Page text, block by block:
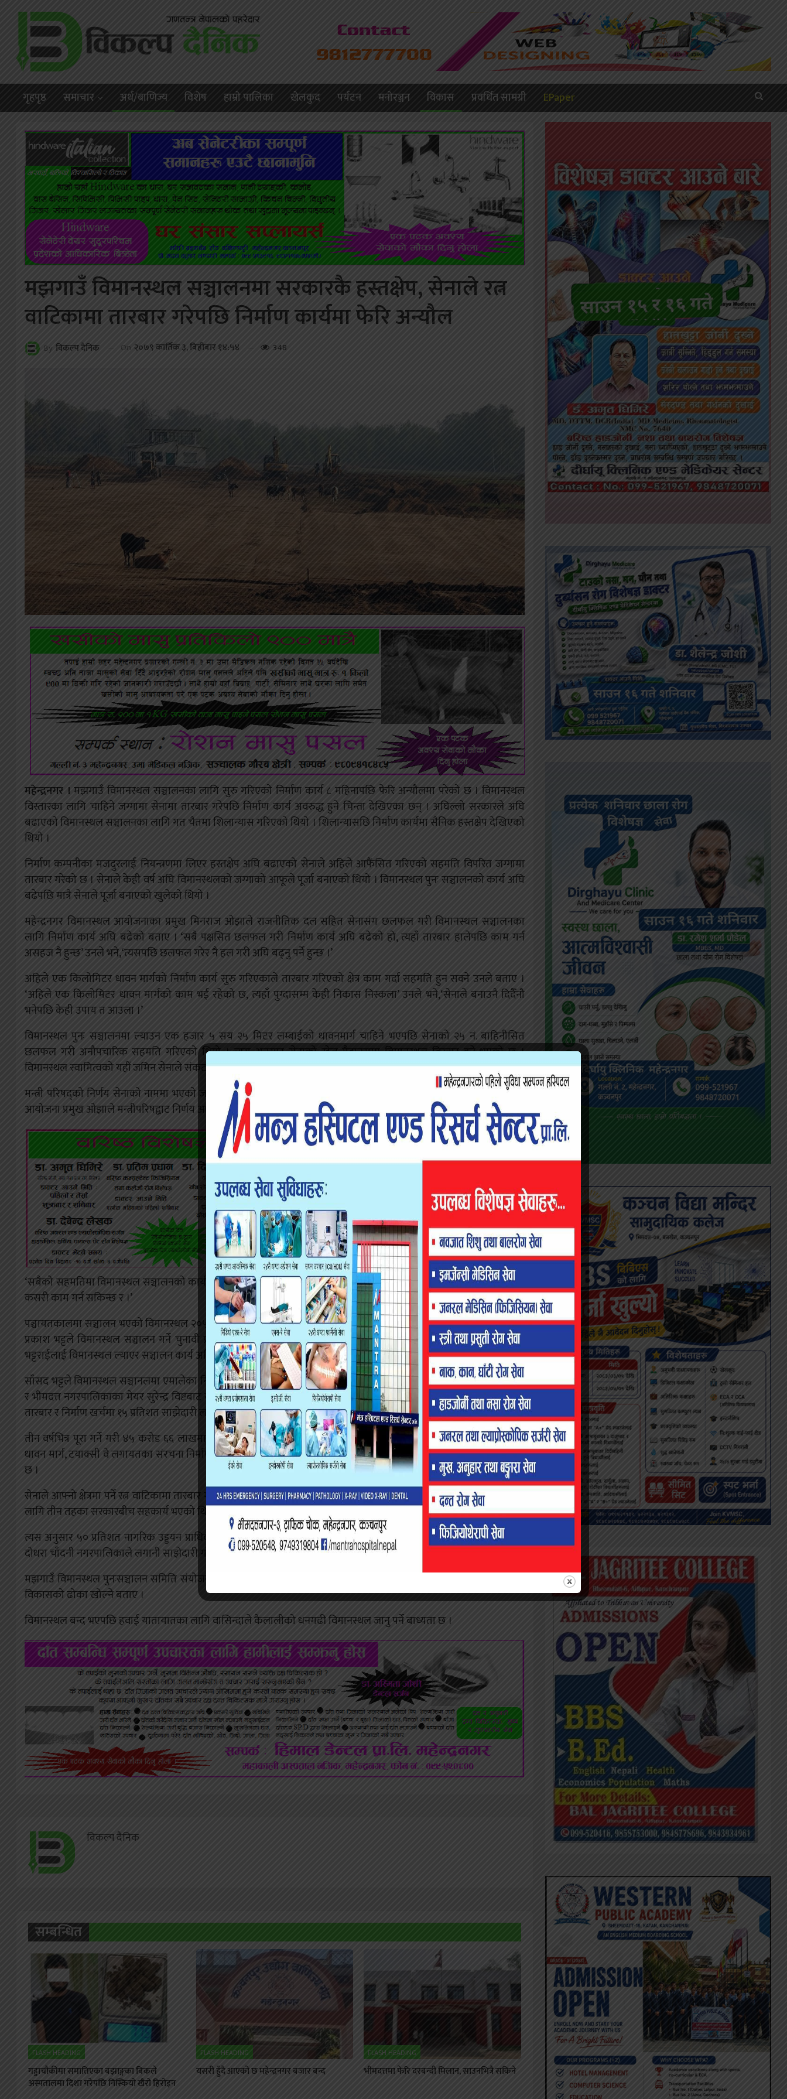
गृहपृष्ठ समाचार अर्थ/बाणिज्य विशेष हाम्राे पालिका खेलकुद पर्यटन मनाेरञ्जन विकास प्रवर्धित सामग्री EPaper
मझगाउँ विमानस्थल सञ्चालनमा सरकारकै हस्तक्षेप, सेनाले रत्न
वाटिकामा तारबार गरेपछि निर्माण कार्यमा फेरि अन्यौल
By विकल्प दैनिक On २०७९ कार्तिक ३, बिहीबार १४:५४ 348
महेन्द्रनगर । मझगाउँ विमानस्थल सञ्चालनका लागि सुरु गरिएको निर्माण कार्य ८ महिनापछि फेरि अन्यौलमा परेको छ । विमानस्थल
विस्तारका लागि चाहिने जग्गामा सेनामा तारबार गरेपछि निर्माण कार्य अवरुद्ध हुने चिन्ता देखिएका छन् । अघिल्लो सरकारले अघि
बढाएको विमानस्थल सञ्चालनका लागि गत चैतमा शिलान्यास गरिएको थियो । शिलान्यासछि निर्माण कार्यमा सैनिक हस्तक्षेप देखिएको
थियो ।
निर्माण कम्पनीका मजदुरलाई नियन्त्रणमा लिएर हस्तक्षेप अघि बढाएको सेनाले अहिले आफैंसित गरिएको सहमति विपरित जग्गामा
तारबार गरेको छ । सेनाले केही वर्ष अघि विमानस्थलको जग्गाको आफूले पूर्जा बनाएको थियो । विमानस्थल पुनः सञ्चालनको कार्य अघि
बढेपछि मात्रै सेनाले पूर्जा बनाएको खुलेको थियो ।
महेन्द्रनगर विमानस्थल आयोजनाका प्रमुख मिनराज ओझाले राजनीतिक दल सहित सेनासंग छलफल गरी विमानस्थल सञ्चालनका
लागि निर्माण कार्य अघि बढेको बताए । ‘सबै पक्षसित छलफल गरी निर्माण कार्य अघि बढेको हो, त्यहाँ तारबार हालेपछि काम गर्न
असहज नै हुन्छ’ उनले भने,‘त्यसपछि छलफल गरेर नै हल गरी अघि बढ्नु पर्ने हुन्छ ।’
अहिले एक किलोमिटर धावन मार्गको निर्माण कार्य सुरु गरिएकाले तारबार गरिएको क्षेत्र काम गर्दा सहमति हुन सक्ने उनले बताए ।
‘अहिले एक किलोमिटर धावन मार्गको काम भई रहेको छ, त्यहाँ पुग्दासम्म केही निकास निस्कला’ उनले भने,‘सेनाले बनाउनै दिदैँनौ
भनेपछि केही उपाय त आउला ।’
विमानस्थल पुनः सञ्चालनमा ल्याउन एक हजार ५ सय २५ मिटर लम्बाईको धावनमार्ग चाहिने भएपछि सेनाको २५ नं. बाहिनीसित
छलफल गरी अनौपचारिक सहमति गरिएको थियो । त्यस अनुसार सेनाको खेल मैदानसम्म विमानस्थल विस्तार हुने भएको छ ।
विमानस्थल स्वामित्वको यहीं जमिन सेनाले संकटकालमा प्राधिकरणलाई जानकारी नदिएको आफ्नो नाममा दर्ता गराएको थियो ।
मन्त्री परिषद्को निर्णय सेनाको नाममा भएको जमिन बदर गरी प्राधिकरणको नाममा फिर्ता ल्याउन नसकिने अवस्था छ । विमानस्थल
आयोजना प्रमुख ओझाले मन्त्रीपरिषद्बाट निर्णय आउन अघि सेनासित छलफल गरी विवाद हल गर्न पर्ने बताए ।
‘सबैको सहमतिमा विमानस्थल सञ्चालनको कार्य अघि बढेको हो, यसमा अवरोध कही कतैबाट अवरोध हुनु हुन्न’ उनले भने,‘अवरो भए त
कसरी काम गर्न सकिन्छ र ।’
पञ्चायतकालमा सञ्चालन भएको विमानस्थल २०५६ मा बन्द भएको थियो । २०७४ को निर्वाचनमा एमालेका निवर्तमान साँसद डा. दिपक
प्रकाश भट्टले विमानस्थल सञ्चालन गर्ने चुनावी प्रतिवद्धता गरेका थिए । त्यस अनुसार उनलेतत्कालिन नागरिक उड्डयन मन्त्री योगेश
भट्टराईलाई विमानस्थल ल्याएर सञ्चालन कार्य अघि बढाएका थिए ।
साँसद भट्टले विमानस्थल सञ्चानलमा एमालेका निवर्तमान साँसद निरुदेवी पाल, प्रदेश सभा सदस्यहरु मान बहादुर सुनार, प्रकाश रावल
र भीमदत्त नगरपालिकाका मेयर सुरेन्द्र विष्टबाट सहयोग पाएका थिए । भीमदत्तका मेयर विष्टले विमानस्थल पश्चिमको सडक कालोपत्रे,
तारबार र निर्माण खर्चमा १५ प्रतिशत साझेदारी लगानी गरेका थिए ।
तीन वर्षभित्र पूरा गर्ने गरी ४५ करोड ६६ लाखमा कान्छाराम कन्ट्रक्सन कम्पनी र जीएस जेभीले ठेक्का लिएका छन् । पहिलो चरणमा
धावन मार्ग, टयाक्सी वे लगायतका संरचना निर्माण गर्न लागिएका छन् । यस वर्ष टर्मिनल भवनका लागि पनि बजेट विनियोजन गरिएको
छ ।
सेनाले आफ्नो क्षेत्रमा पर्ने रत्न वाटिकामा तारबार गरेपछि निर्माण कार्य अवरुद्ध हुने चिन्ता बढेको हो । यस अघि विमानस्थल सञ्चालनका
लागि तीन तहका सरकारबीच सहकार्य भएको थियो ।
त्यस अनुसार ५० प्रतिशत नागरिक उड्डयन प्राधिकरण, २५ प्रतिशत सुदूरपश्चिम प्रदेश, १५ प्रतिशत भीमदत्त नगरपालिका र १० प्रतिशत
दोधरा चाँदनी नगरपालिकाले लगानी साझेदारी गरेका छन् ।
मझगाउँ विमानस्थल पुनःसञ्चालन समिति संयोजक रमेश चन्दले विमानस्थल निर्माण सम्पन्न भएर सुदूरपश्चिममा पर्ने कञ्चनपुरको पर्यटन
विकासको ढोका खोल्ने बताए ।
विमानस्थल बन्द भएपछि हवाई यातायातका लागि वासिन्दाले कैलालीको धनगढी विमानस्थल जानु पर्ने बाध्यता छ ।
विकल्प दैनिक
सम्बन्धित
FLASH HEADING
गड्डाचौकीमा समातिएका बझाङ्गका बिकले
अस्पतालमा दिशा गरेपछि निस्कियो खैरो हिरोइन
FLASH HEADING
यसरी हुँदै आएको छ महेन्द्रनगर बजार बन्द
FLASH HEADING
भीमदत्तमा फेरि दरबन्दी मिलान, साउनभित्रै सकिने